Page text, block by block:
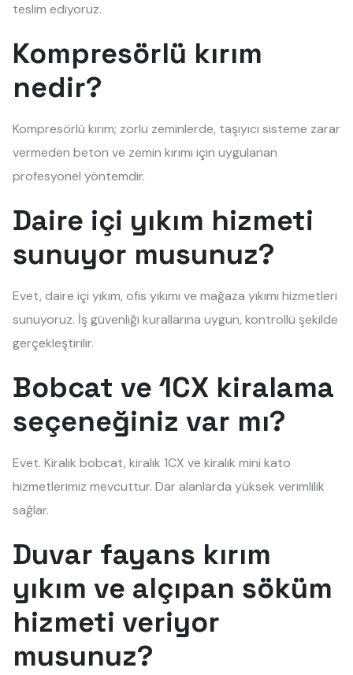
teslim ediyoruz.
Kompresörlü kırım
nedir?
Kompresörlü kırım; zorlu zeminlerde, taşıyıcı sisteme zarar
vermeden beton ve zemin kırımı için uygulanan
profesyonel yöntemdir.
Daire içi yıkım hizmeti
sunuyor musunuz?
Evet, daire içi yıkım, ofis yıkımı ve mağaza yıkımı hizmetleri
sunuyoruz. İş güvenliği kurallarına uygun, kontrollü şekilde
gerçekleştirilir.
Bobcat ve 1CX kiralama
seçeneğiniz var mı?
Evet. Kiralık bobcat, kiralık 1CX ve kiralık mini kato
hizmetlerimiz mevcuttur. Dar alanlarda yüksek verimlilik
sağlar.
Duvar fayans kırım
yıkım ve alçıpan söküm
hizmeti veriyor
musunuz?